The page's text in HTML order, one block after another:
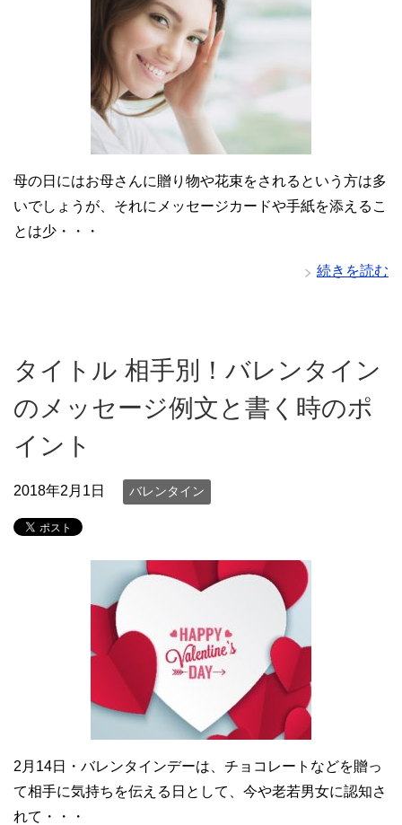
母の日にはお母さんに贈り物や花束をされるという方は多
いでしょうが、それにメッセージカードや手紙を添えるこ
とは少・・・
続きを読む
タイトル 相手別！バレンタイン
のメッセージ例文と書く時のポ
イント
2018年2月1日 バレンタイン
2月14日・バレンタインデーは、チョコレートなどを贈っ
て相手に気持ちを伝える日として、今や老若男女に認知さ
れて・・・